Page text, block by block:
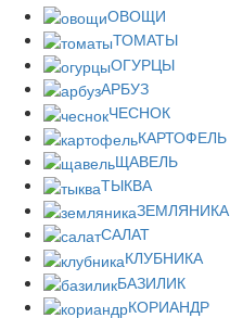
ОВОЩИ
ТОМАТЫ
ОГУРЦЫ
АРБУЗ
ЧЕСНОК
КАРТОФЕЛЬ
ЩАВЕЛЬ
ТЫКВА
ЗЕМЛЯНИКА
САЛАТ
КЛУБНИКА
БАЗИЛИК
КОРИАНДР